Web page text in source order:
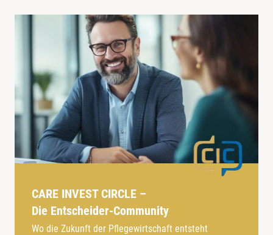
CARE INVEST CIRCLE –
Die Entscheider-Community
Wo die Zukunft der Pflegewirtschaft entsteht